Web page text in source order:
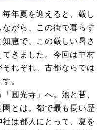
年夏を迎えると、厳し
がら、この街で暮らす
恵で、この厳しい暑さ
きました。今回は中村
れぞれ、古都ならでは
。
圓光寺」へ。池と苔、
とは。都で最も長い歴
は都人にとって、夏を